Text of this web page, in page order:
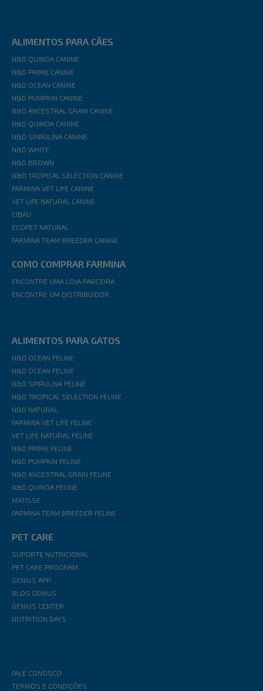
ALIMENTOS PARA CÃES
N&D QUINOA CANINE
N&D PRIME CANINE
N&D OCEAN CANINE
N&D PUMPKIN CANINE
N&D ANCESTRAL GRAIN CANINE
N&D QUINOA CANINE
N&D SPIRULINA CANINE
N&D WHITE
N&D BROWN
N&D TROPICAL SELECTION CANINE
FARMINA VET LIFE CANINE
VET LIFE NATURAL CANINE
CIBAU
ECOPET NATURAL
FARMINA TEAM BREEDER CANINE
COMO COMPRAR FARMINA
ENCONTRE UMA LOJA PARCEIRA
ENCONTRE UM DISTRIBUIDOR
ALIMENTOS PARA GATOS
N&D OCEAN FELINE
N&D OCEAN FELINE
N&D SPIRULINA FELINE
N&D TROPICAL SELECTION FELINE
N&D NATURAL
FARMINA VET LIFE FELINE
VET LIFE NATURAL FELINE
N&D PRIME FELINE
N&D PUMPKIN FELINE
N&D ANCESTRAL GRAIN FELINE
N&D QUINOA FELINE
MATISSE
FARMINA TEAM BREEDER FELINE
PET CARE
SUPORTE NUTRICIONAL
PET CARE PROGRAM
GENIUS APP
BLOG GENIUS
GENIUS CENTER
NUTRITION DAYS
FALE CONOSCO
TERMOS E CONDIÇÕES